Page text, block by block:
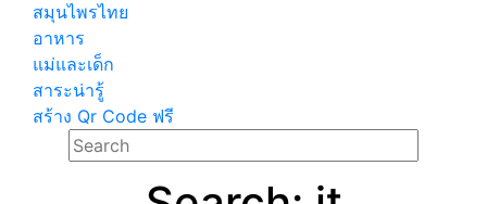
สมุนไพรไทย
อาหาร
แม่และเด็ก
สาระน่ารู้
สร้าง Qr Code ฟรี